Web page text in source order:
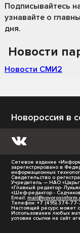
Подписывайтесь
узнавайте о
дня.
Новости
Новости СМИ2
Новороссия в
Сетевое издание
зарегистрировано в
информационных
Свидетельство о
Учредитель — НАО
«Главный редактор-
«Шеф-редактор -
Email:
Телефон: +7 (495) 374-77-
Настоящий ресурс может
Использование любых
условии ссылки на сайт